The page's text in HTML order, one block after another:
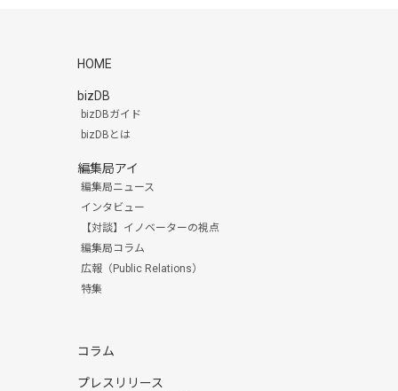
HOME
bizDB
bizDBガイド
bizDBとは
編集局アイ
編集局ニュース
インタビュー
【対談】イノベーターの視点
編集局コラム
広報（Public Relations）
特集
コラム
プレスリリース